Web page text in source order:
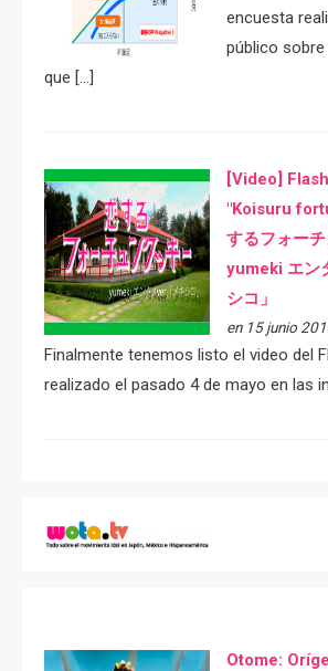
encuesta
público
que […]
[Video]
"Koisuru
するフォー
yumeki エン
シコ」
en 15 junio
Finalmente tenemos listo el video del
realizado el pasado 4 de mayo en las
Otome: